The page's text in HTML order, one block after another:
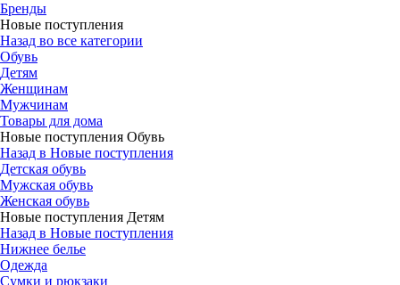
Бренды
Новые поступления
Назад во все категории
Обувь
Детям
Женщинам
Мужчинам
Товары для дома
Новые поступления Обувь
Назад в Новые поступления
Детская обувь
Мужская обувь
Женская обувь
Новые поступления Детям
Назад в Новые поступления
Нижнее белье
Одежда
Сумки и рюкзаки